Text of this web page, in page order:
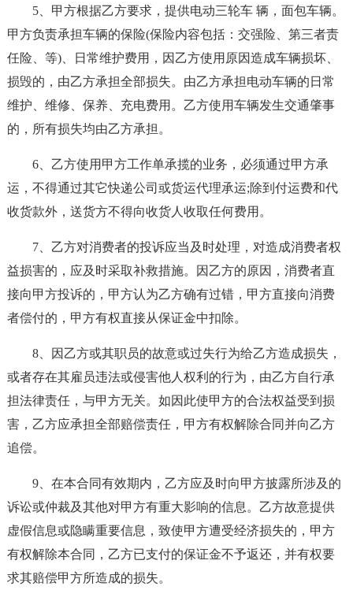
5、甲方根据乙方要求，提供电动三轮车 辆，面包车辆。
甲方负责承担车辆的保险(保险内容包括：交强险、第三者责
任险、等)、日常维护费用，因乙方使用原因造成车辆损坏、
损毁的，由乙方承担全部损失。由乙方承担电动车辆的日常
维护、维修、保养、充电费用。乙方使用车辆发生交通肇事
的，所有损失均由乙方承担。
6、乙方使用甲方工作单承揽的业务，必须通过甲方承
运，不得通过其它快递公司或货运代理承运;除到付运费和代
收货款外，送货方不得向收货人收取任何费用。
7、乙方对消费者的投诉应当及时处理，对造成消费者权
益损害的，应及时采取补救措施。因乙方的原因，消费者直
接向甲方投诉的，甲方认为乙方确有过错，甲方直接向消费
者偿付的，甲方有权直接从保证金中扣除。
8、因乙方或其职员的故意或过失行为给乙方造成损失，
或者存在其雇员违法或侵害他人权利的行为，由乙方自行承
担法律责任，与甲方无关。如因此使甲方的合法权益受到损
害，乙方应承担全部赔偿责任，甲方有权解除合同并向乙方
追偿。
9、在本合同有效期内，乙方应及时向甲方披露所涉及的
诉讼或仲裁及其他对甲方有重大影响的信息。乙方故意提供
虚假信息或隐瞒重要信息，致使甲方遭受经济损失的，甲方
有权解除本合同，乙方已支付的保证金不予返还，并有权要
求其赔偿甲方所造成的损失。